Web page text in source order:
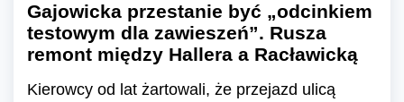
Gajowicka przestanie być „odcinkiem
testowym dla zawieszeń”. Rusza
remont między Hallera a Racławicką
Kierowcy od lat żartowali, że przejazd ulicą